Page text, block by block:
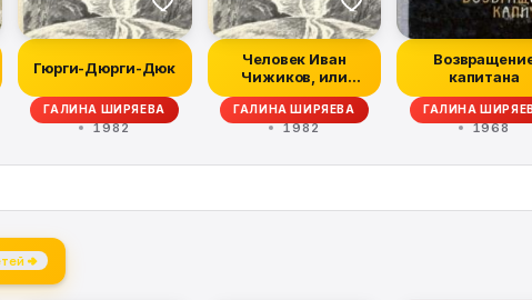
Гюрги-Дюрги-Дюк
ГАЛИНА ШИРЯЕВА
1982
Человек Иван
Чижиков, или
Повесть о девочке
из лег...
ГАЛИНА ШИРЯЕВА
1982
капитана
ГАЛИНА
1968
→